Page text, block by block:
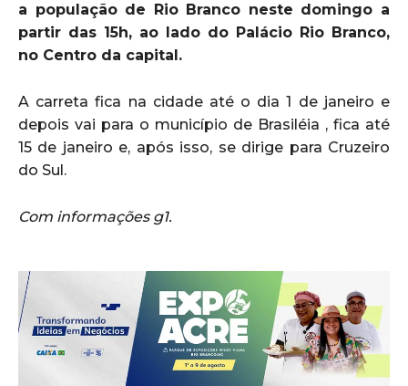
a população de Rio Branco neste domingo a
partir das 15h, ao lado do Palácio Rio Branco,
no Centro da capital.
A carreta fica na cidade até o dia 1 de janeiro e
depois vai para o município de Brasiléia , fica até
15 de janeiro e, após isso, se dirige para Cruzeiro
do Sul.
Com informações g1.